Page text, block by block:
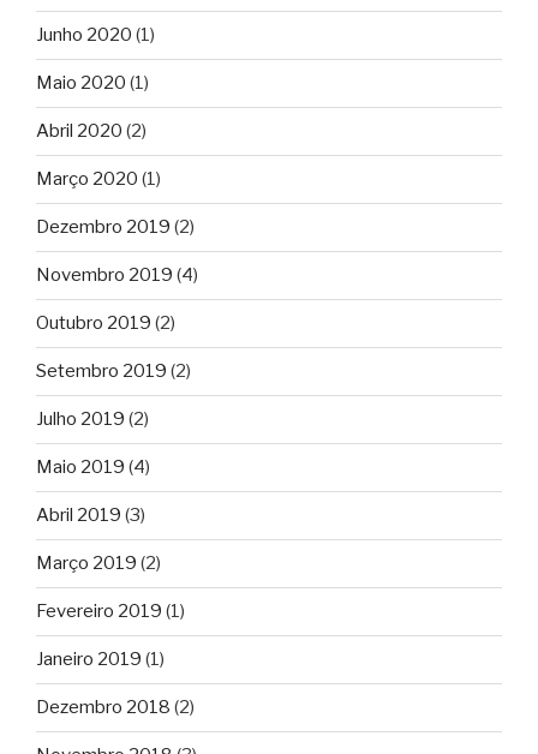
Junho 2020 (1)
Maio 2020 (1)
Abril 2020 (2)
Março 2020 (1)
Dezembro 2019 (2)
Novembro 2019 (4)
Outubro 2019 (2)
Setembro 2019 (2)
Julho 2019 (2)
Maio 2019 (4)
Abril 2019 (3)
Março 2019 (2)
Fevereiro 2019 (1)
Janeiro 2019 (1)
Dezembro 2018 (2)